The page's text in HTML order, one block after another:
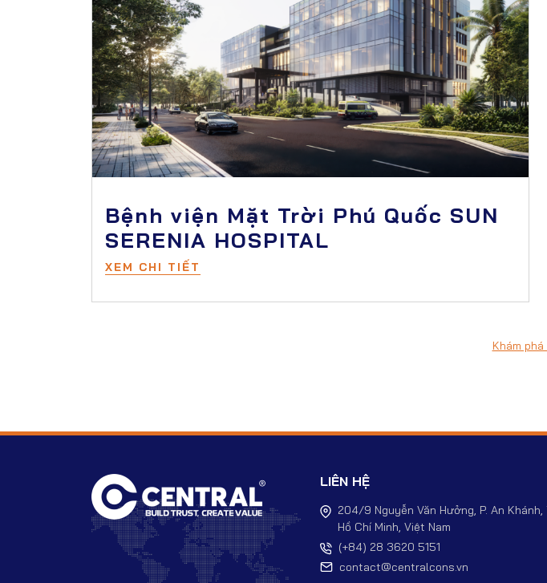
Bệnh viện Mặt Trời Phú Quốc SUN
SERENIA HOSPITAL
XEM CHI TIẾT
Khám
LIÊN HỆ
204/9 Nguyễn Văn Hưởng, P. An Khánh,
Hồ Chí Minh, Việt Nam
(+84) 28 3620 5151
contact@centralcons.vn